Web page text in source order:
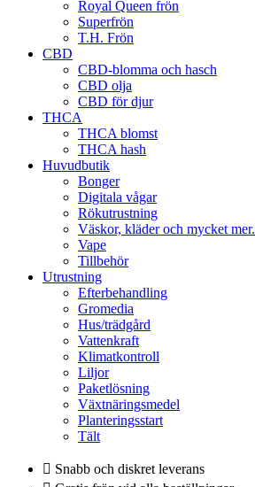
Royal Queen frön
Superfrön
T.H. Frön
CBD
CBD-blomma och hasch
CBD olja
CBD för djur
THCA
THCA blomst
THCA hash
Huvudbutik
Bonger
Digitala vågar
Rökutrustning
Väskor, kläder och mycket mer.
Vape
Tillbehör
Utrustning
Efterbehandling
Gromedia
Hus/trädgård
Vattenkraft
Klimatkontroll
Liljor
Paketlösning
Växtnäringsmedel
Planteringsstart
Tält
Snabb och diskret leverans